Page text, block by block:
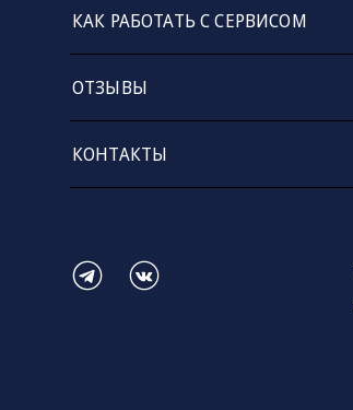
КАК РАБОТАТЬ С СЕРВИСОМ
ОТЗЫВЫ
КОНТАКТЫ